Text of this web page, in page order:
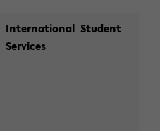
International ­ Student
Services